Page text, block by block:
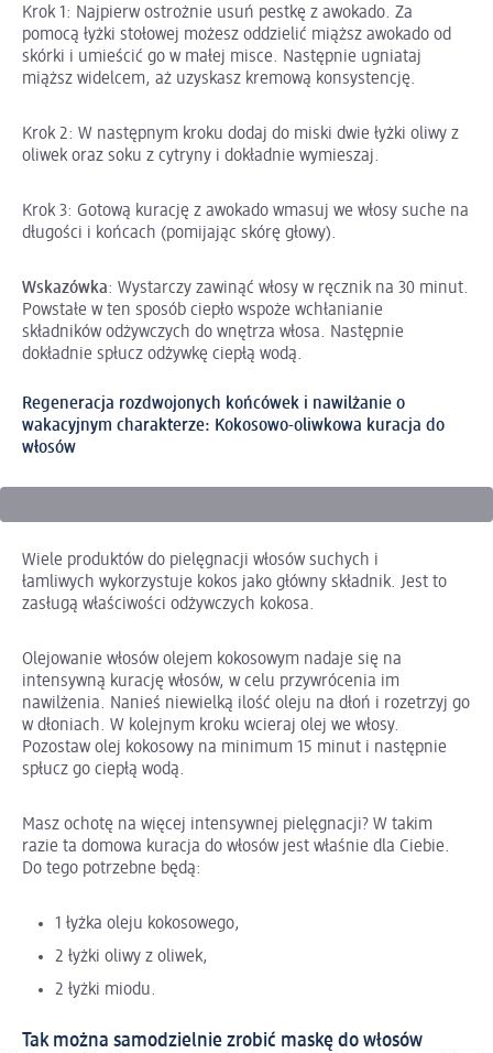
Krok 1: Najpierw ostrożnie usuń pestkę z awokado. Za
pomocą łyżki stołowej możesz oddzielić miąższ awokado od
skórki i umieścić go w małej misce. Następnie ugniataj
miąższ widelcem, aż uzyskasz kremową konsystencję.
Krok 2: W następnym kroku dodaj do miski dwie łyżki oliwy z
oliwek oraz soku z cytryny i dokładnie wymieszaj.
Krok 3: Gotową kurację z awokado wmasuj we włosy suche na
długości i końcach (pomijając skórę głowy).
Wskazówka: Wystarczy zawinąć włosy w ręcznik na 30 minut.
Powstałe w ten sposób ciepło wspoże wchłanianie
składników odżywczych do wnętrza włosa. Następnie
dokładnie spłucz odżywkę ciepłą wodą.
Regeneracja rozdwojonych końcówek i ​nawilżanie o
wakacyjnym charakterze: Kokosowo-oliwkowa kuracja do
włosów
Wiele produktów do pielęgnacji włosów suchych i
łamliwych wykorzystuje kokos jako główny składnik. Jest to
zasługą właściwości odżywczych kokosa.
Olejowanie włosów olejem kokosowym nadaje się na
intensywną kurację włosów, w celu przywrócenia im
nawilżenia. Nanieś niewielką ilość oleju na dłoń i rozetrzyj go
w dłoniach. W kolejnym kroku wcieraj olej we włosy.
Pozostaw olej kokosowy na minimum 15 minut i następnie
spłucz go ciepłą wodą.
Masz ochotę na więcej intensywnej pielęgnacji? W takim
razie ta domowa kuracja do włosów jest właśnie dla Ciebie.
Do tego potrzebne będą:
1 łyżka oleju kokosowego,
2 łyżki oliwy z oliwek,
2 łyżki miodu.
Tak można samodzielnie zrobić maskę do włosów